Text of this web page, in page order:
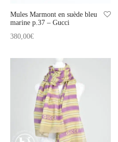
Mules Marmont en suède bleu
marine p.37 – Gucci
380,00€